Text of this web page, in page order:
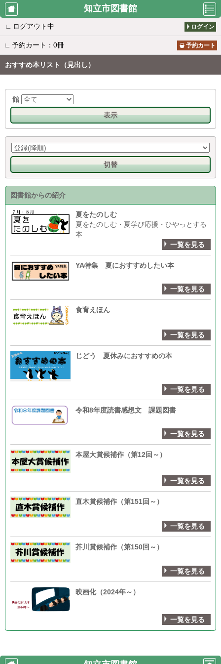
知立市図書館
新着案内
雑誌タイト
ル一覧
おすすめ本
リスト
図書館から
のお知らせ
休館日カレ
∟ ログアウト中 ログイン
∟ 予約カート：0冊 予約カート
おすすめ本リスト（見出し）
館
表示
切替
図書館からの紹介
夏をたのしむ
夏をたのしむ・夏学び応援・ひやっとする
本
一覧を見る
YA特集 夏におすすめしたい本
一覧を見る
食育えほん
一覧を見る
じどう 夏休みにおすすめの本
一覧を見る
令和8年度読書感想文 課題図書
一覧を見る
本屋大賞候補作（第12回～）
一覧を見る
直木賞候補作（第151回～）
一覧を見る
芥川賞候補作（第150回～）
一覧を見る
映画化（2024年～）
一覧を見る